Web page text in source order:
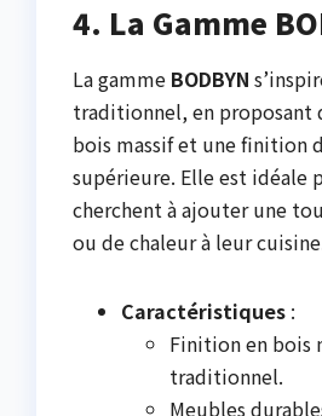
4. La Gamme
La gamme BODBYN
traditionnel, en proposant
bois massif et une finition
supérieure. Elle est idéale
cherchent à ajouter une
ou de chaleur à leur
Caractéristiques :
Finition en bois
traditionnel.
Meubles